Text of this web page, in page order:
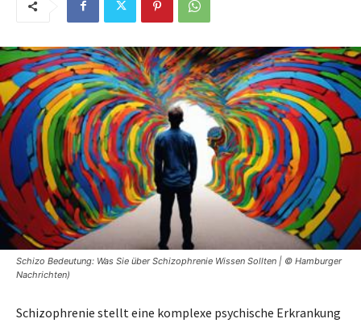
Schizo Bedeutung: Was Sie über Schizophrenie Wissen Sollten | © Hamburger
Nachrichten)
Schizophrenie stellt eine komplexe psychische Erkrankung